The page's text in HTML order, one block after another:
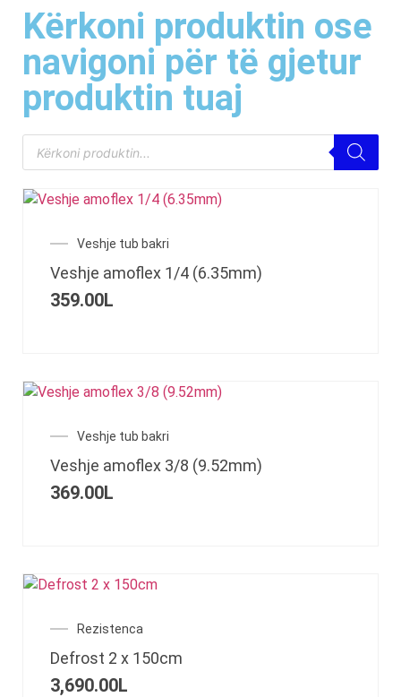
Kërkoni produktin ose
navigoni për të gjetur
produktin tuaj
Veshje tub bakri
Veshje amoflex 1/4 (6.35mm)
359.00L
Veshje tub bakri
Veshje amoflex 3/8 (9.52mm)
369.00L
Rezistenca
Defrost 2 x 150cm
3,690.00L